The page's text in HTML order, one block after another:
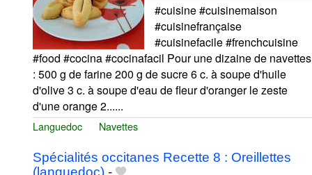
#cuisine #cuisinemaison
#cuisinefrançaise
#cuisinefacile #frenchcuisine
#food #cocina #cocinafacil Pour une dizaine de navettes
: 500 g de farine 200 g de sucre 6 c. à soupe d'huile
d'olive 3 c. à soupe d'eau de fleur d'oranger le zeste
d'une orange 2......
Languedoc Navettes
Spécialités occitanes Recette 8 : Oreillettes
(languedoc) -